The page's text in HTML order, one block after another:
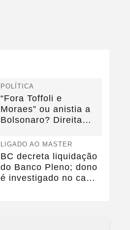
POLÍTICA
“Fora Toffoli e
Moraes” ou anistia a
Bolsonaro? Direita
LIGADO AO MASTER
BC decreta liquidação
do Banco Pleno; dono
é investigado no caso